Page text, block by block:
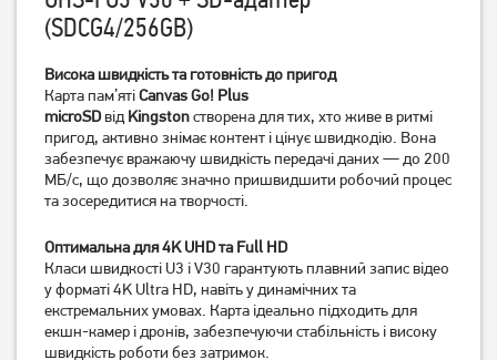
Карта пам'яті Wibrand
microSDXC 128GB Class 10
UHS-I U3 + SD адаптер
(WICDHU3/128GB-A)
1 169грн
microSDXC 128GB Class 10
UHS-I U3 (WICDHU3/128GB)
1 169грн
(SDCG4/256GB)
Висока швидкість та готовність до пригод
Карта пам’ятіCanvas Go! Plus
microSDвідKingstonстворена для тих, хто живе в ритмі
пригод, активно знімає контент і цінує швидкодію. Вона
забезпечує вражаючу швидкість передачі даних — до 200
МБ/с, що дозволяє значно пришвидшити робочий процес
та зосередитися на творчості.
Оптимальна для 4K UHD та Full HD
Класи швидкості U3 і V30 гарантують плавний запис відео
у форматі 4K Ultra HD, навіть у динамічних та
екстремальних умовах. Карта ідеально підходить для
екшн-камер і дронів, забезпечуючи стабільність і високу
швидкість роботи без затримок.